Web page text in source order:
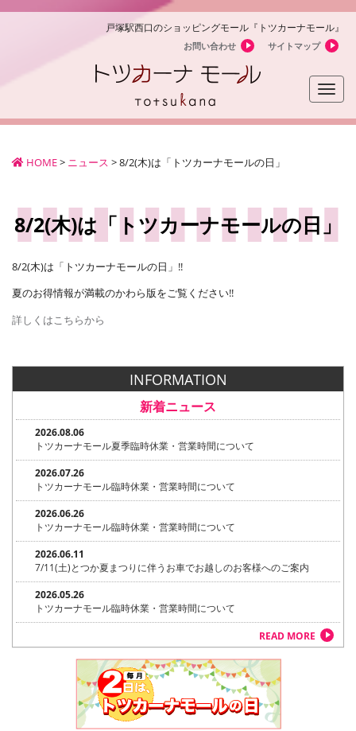
戸塚駅西口のショッピングモール『トツカーナモール』
お問い合わせ サイトマップ
Toggle
HOME> ニュース >8/2(木)は「トツカーナモールの日」
8/2(木)は「トツカーナモールの日」
8/2(木)は「トツカーナモールの日」!!
夏のお得情報が満載のかわら版をご覧ください!!
詳しくはこちらから
INFORMATION
新着ニュース
2026.08.06
トツカーナモール夏季臨時休業・営業時間について
2026.07.26
トツカーナモール臨時休業・営業時間について
2026.06.26
トツカーナモール臨時休業・営業時間について
2026.06.11
7/11(土)とつか夏まつりに伴うお車でお越しのお客様へのご案内
2026.05.26
トツカーナモール臨時休業・営業時間について
READ MORE